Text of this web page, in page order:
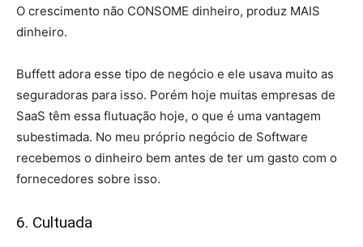
O crescimento não CONSOME dinheiro, produz MAIS
dinheiro.
Buffett adora esse tipo de negócio e ele usava muito as
seguradoras para isso. Porém hoje muitas empresas de
SaaS têm essa flutuação hoje, o que é uma vantagem
subestimada. No meu próprio negócio de Software
recebemos o dinheiro bem antes de ter um gasto com o
fornecedores sobre isso.
6. Cultuada